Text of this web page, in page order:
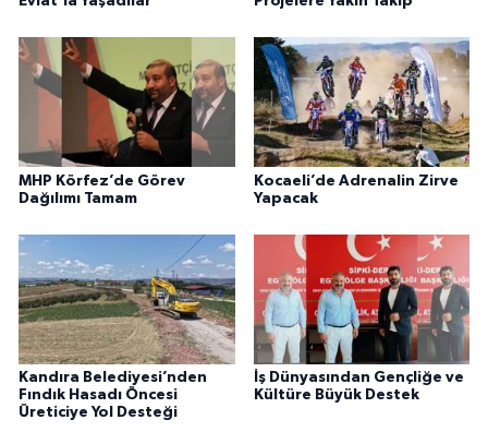
MHP Körfez’de Görev
Dağılımı Tamam
Kocaeli’de Adrenalin Zirve
Yapacak
Kandıra Belediyesi’nden
Fındık Hasadı Öncesi
Üreticiye Yol Desteği
İş Dünyasından Gençliğe ve
Kültüre Büyük Destek